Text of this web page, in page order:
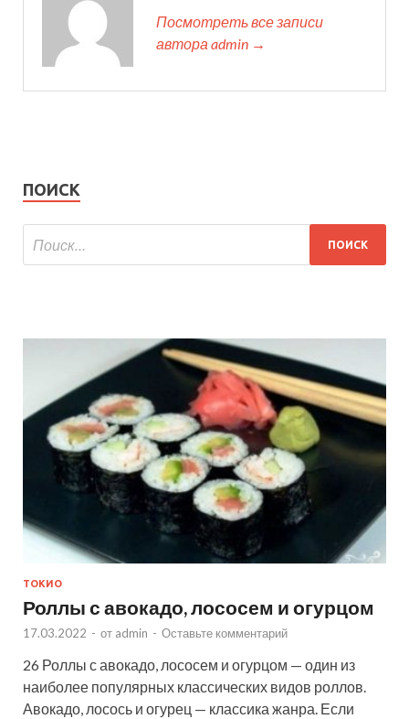
Посмотреть все записи
автора admin →
ПОИСК
ТОКИО
Роллы с авокадо, лососем и огурцом
17.03.2022 - от admin - Оставьте комментарий
26 Роллы с авокадо, лососем и огурцом — один из
наиболее популярных классических видов роллов.
Авокадо, лосось и огурец — классика жанра. Если